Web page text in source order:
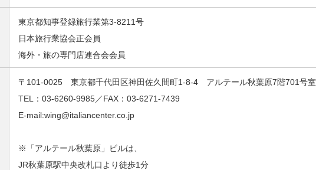
東京都知事登録旅行業第3-8211号
日本旅行業協会正会員
海外・旅の専門店連合会会員
〒101-0025 東京都千代田区神田佐久間町1-8-4 アルテール秋葉原7階701号室
TEL：03-6260-9985／FAX：03-6271-7439
E-mail:wing@italiancenter.co.jp
※「アルテール秋葉原」ビルは、
JR秋葉原駅中央改札口より徒歩1分